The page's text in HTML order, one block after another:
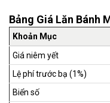
Bảng Giá Lăn Bánh
Khoản Mục
Giá niêm yết
Lệ phí trước bạ (1%)
Biển số